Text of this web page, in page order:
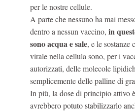
per le nostre cellule.
A parte che nessuno ha mai
dentro a nessun vaccino, in
sono acqua e sale, e le sostanze
virale nella cellula sono, per i
autorizzati, delle molecole
semplicemente delle palline di
In più, la dose di principio attivo
avrebbero potuto stabilizzarlo